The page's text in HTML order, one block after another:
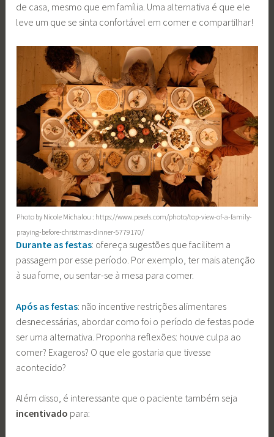
de casa, mesmo que em família. Uma alternativa é que ele
leve um que se sinta confortável em comer e compartilhar!
Photo by Nicole Michalou : https://www.pexels.com/photo/top-view-of-a-family-
praying-before-christmas-dinner-5779170/
Durante as festas: ofereça sugestões que facilitem a
passagem por esse período. Por exemplo, ter mais atenção
à sua fome, ou sentar-se à mesa para comer.
Após as festas: não incentive restrições alimentares
desnecessárias, abordar como foi o período de festas pode
ser uma alternativa. Proponha reflexões: houve culpa ao
comer? Exageros? O que ele gostaria que tivesse
acontecido?
Além disso, é interessante que o paciente também seja
incentivado para: